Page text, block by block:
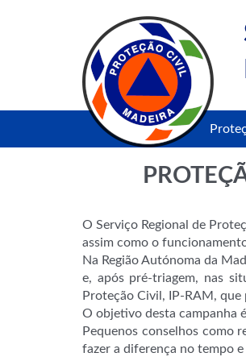
O Serviço Regional de
assim como o
Na Região Autónoma da
e, após pré-triagem, nas
Proteção Civil, IP-RAM,
O objetivo desta campanha
Pequenos conselhos como
fazer a diferença no tempo